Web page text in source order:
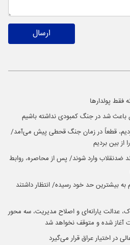
ارسال
پولدارها
باعث شد در جنگ کمبودی نداشته باشیم
قطعاً در زمان جنگ قحطی پیش می‌آمد/
از بین بردیم
ضدنقلاب وارد شوند/ پس از محاصره، روابط
بیشترین حد خود رسیده/ انتظار داشتند
عدالت یارانه‌ای و اصلاح مدیریت، سه محور
آغاز شده و متوقف نخواهد شد
در اختیار عراق قرار می‌گیرد